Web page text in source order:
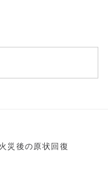
災後の原状回復